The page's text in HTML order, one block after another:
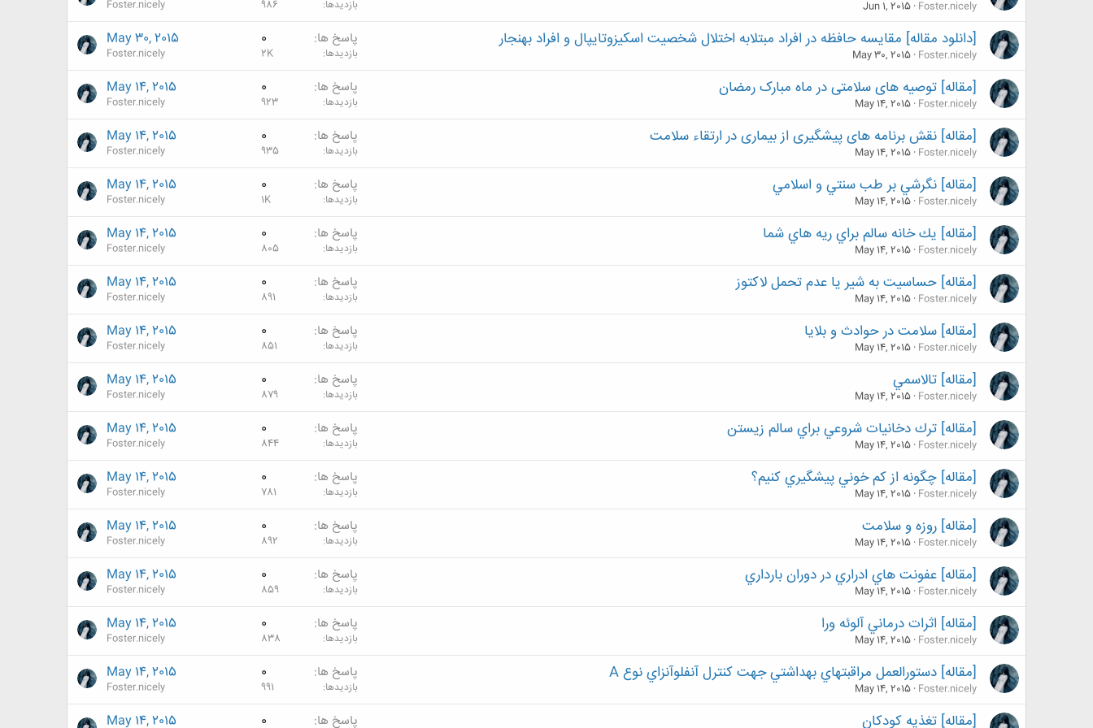
Foster.nicely
Jun 1, 2015 بازدیدها 986
Foster.nicely
[دانلود مقاله] مقايسه حافظه در افراد مبتلابه اختلال شخصيت اسکيزوتايپال و افراد بهنجار
Foster.nicely
May 30, 2015
پاسخ ها 0
بازدیدها 2K
May 30, 2015
Foster.nicely
[مقاله] توصیه های سلامتی در ماه مبارک رمضان
Foster.nicely
May 14, 2015
پاسخ ها 0
بازدیدها 923
May 14, 2015
Foster.nicely
[مقاله] نقش برنامه های پیشگیری از بیماری در ارتقاء سلامت
Foster.nicely
May 14, 2015
پاسخ ها 0
بازدیدها 935
May 14, 2015
Foster.nicely
[مقاله] نگرشي بر طب سنتي و اسلامي
Foster.nicely
May 14, 2015
پاسخ ها 0
بازدیدها 1K
May 14, 2015
Foster.nicely
[مقاله] يك خانه سالم براي ريه هاي شما
Foster.nicely
May 14, 2015
پاسخ ها 0
بازدیدها 805
May 14, 2015
Foster.nicely
[مقاله] حساسيت به شير يا عدم تحمل لاكتوز
Foster.nicely
May 14, 2015
پاسخ ها 0
بازدیدها 891
May 14, 2015
Foster.nicely
[مقاله] سلامت در حوادث و بلايا
Foster.nicely
May 14, 2015
پاسخ ها 0
بازدیدها 851
May 14, 2015
Foster.nicely
[مقاله] تالاسمي
Foster.nicely
May 14, 2015
پاسخ ها 0
بازدیدها 879
May 14, 2015
Foster.nicely
[مقاله] ترك دخانيات شروعي براي سالم زيستن
Foster.nicely
May 14, 2015
پاسخ ها 0
بازدیدها 844
May 14, 2015
Foster.nicely
[مقاله] چگونه از كم خوني پيشگيري كنيم؟
Foster.nicely
May 14, 2015
پاسخ ها 0
بازدیدها 781
May 14, 2015
Foster.nicely
[مقاله] روزه و سلامت
Foster.nicely
May 14, 2015
پاسخ ها 0
بازدیدها 892
May 14, 2015
Foster.nicely
[مقاله] عفونت هاي ادراري در دوران بارداري
Foster.nicely
May 14, 2015
پاسخ ها 0
بازدیدها 859
May 14, 2015
Foster.nicely
[مقاله] اثرات درماني آلوئه ورا
Foster.nicely
May 14, 2015
پاسخ ها 0
بازدیدها 838
May 14, 2015
Foster.nicely
[مقاله] دستورالعمل مراقبتهاي بهداشتي جهت كنترل آنفلوآنزاي نوع A
Foster.nicely
May 14, 2015
پاسخ ها 0
بازدیدها 991
May 14, 2015
Foster.nicely
[مقاله] تغذيه كودكان پاسخ ها 0
May 14, 2015